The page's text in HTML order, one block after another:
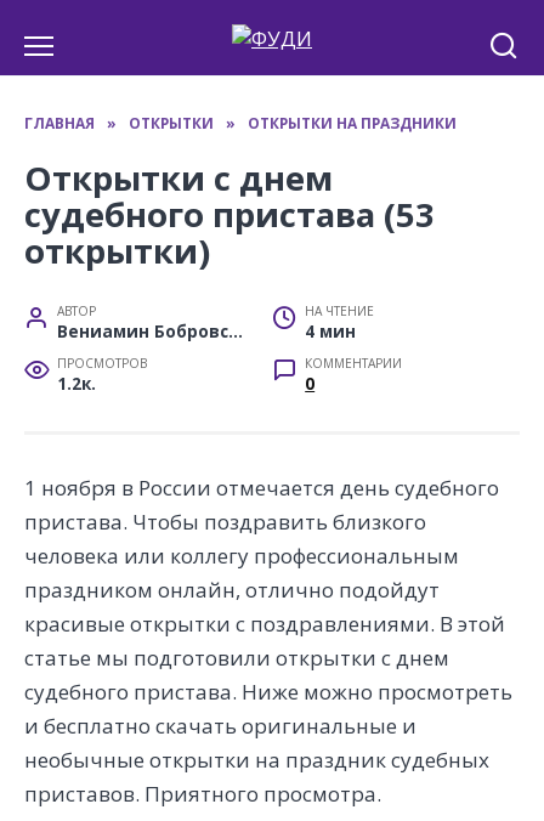
содержанию
ГЛАВНАЯ » ОТКРЫТКИ » ОТКРЫТКИ НА ПРАЗДНИКИ
Открытки с днем
судебного пристава (53
открытки)
АВТОР
Вениамин Бобровский
НА ЧТЕНИЕ
4 мин
ПРОСМОТРОВ
1.2к.
КОММЕНТАРИИ
0
1 ноября в России отмечается день судебного
пристава. Чтобы поздравить близкого
человека или коллегу профессиональным
праздником онлайн, отлично подойдут
красивые открытки с поздравлениями. В этой
статье мы подготовили открытки с днем
судебного пристава. Ниже можно просмотреть
и бесплатно скачать оригинальные и
необычные открытки на праздник судебных
приставов. Приятного просмотра.